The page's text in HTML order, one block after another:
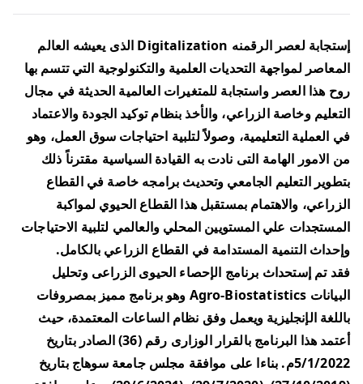
إستجابة لعصر الرقمنه Digitalization الذى يعيشه العالم
المعاصر لمواجهة التحديات العلمية والتكنولوجية التي تتسم بها
روح هذا العصر واستجابة للمتغيرات العالمية الحديثة في مجال
التعليم وخاصة الزراعي، والأخذ بنظام توكيد الجودة والاعتماد
في العملية التعليمية، وصولاً لتلبية احتياجات سوق العمل، وهو
من الامور الهامة التى نادت به القيادة السياسية مقترناً ذلك
بتطوير التعليم الجامعي وتحديث برامجه خاصة في القطاع
الزراعي، والاهتمام بمستقبل هذا القطاع الحيوي لمواكبة
المستجدات علي المستويين المحلي والعالمي لتلبية الاحتياجات
وإحداث التنمية المستدامة في القطاع الزراعي بالكامل.
فقد تم إستحداث برنامج الإحصاء الحيوى الزراعى وتحليل
البيانات Agro-Biostatistics وهو برنامج مميز بمصروفات
باللغة الإنجليزية ويعمل وفق نظام الساعات المعتمدة، حيث
أعتمد هذا البرنامج بالقرار الوزارى رقم (36) الصادر بتاريخ
5/1/2022م. بناءا على موافقة مجلس جامعة سوهاج بتاريخ